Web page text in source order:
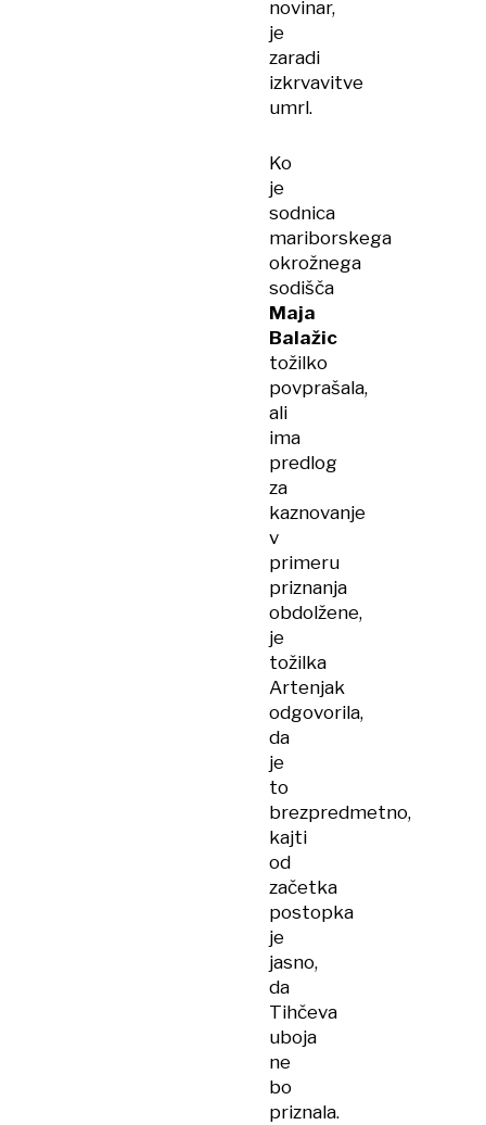
novinar,
je
zaradi
izkrvavitve
umrl.
Ko
je
sodnica
mariborskega
okrožnega
sodišča
Maja
Balažic
tožilko
povprašala,
ali
ima
predlog
za
kaznovanje
v
primeru
priznanja
obdolžene,
je
tožilka
Artenjak
odgovorila,
da
je
to
brezpredmetno,
kajti
od
začetka
postopka
je
jasno,
da
Tihčeva
uboja
ne
bo
priznala.